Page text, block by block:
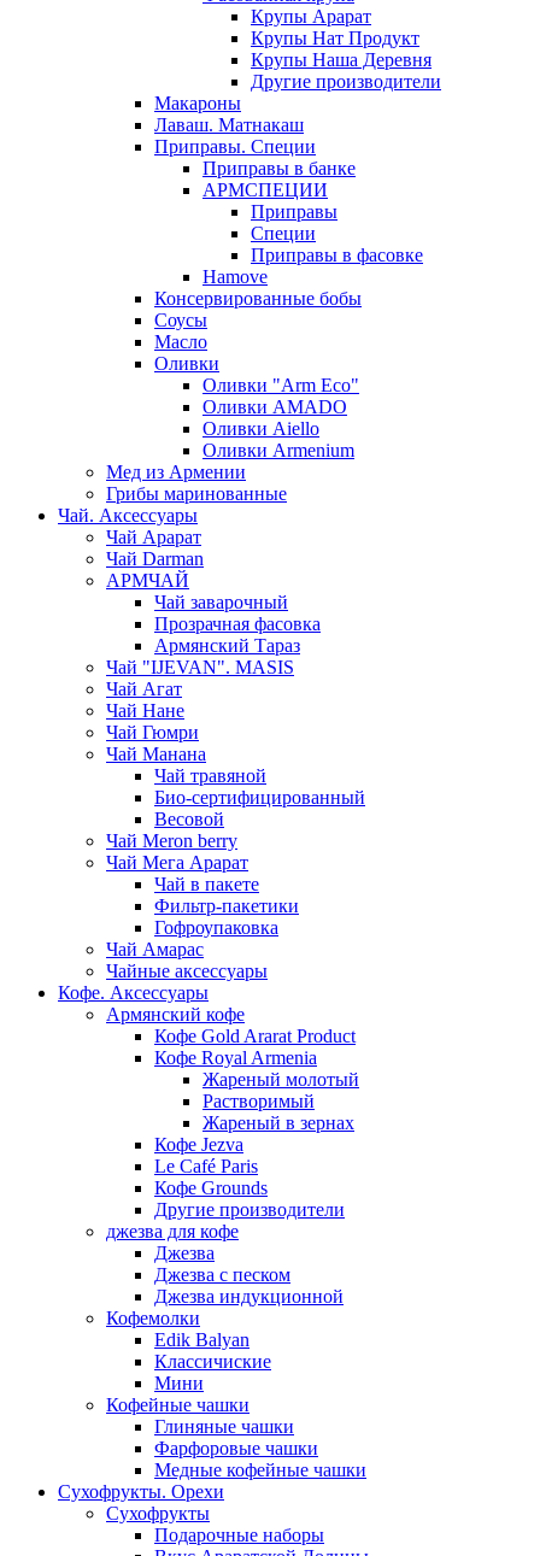
Крупы Арарат
Крупы Нат Продукт
Крупы Наша Деревня
Другие производители
Макароны
Лаваш. Матнакаш
Приправы. Специи
Приправы в банке
АРМСПЕЦИИ
Приправы
Специи
Приправы в фасовке
Hamove
Консервированные бобы
Соусы
Масло
Оливки
Оливки "Arm Eco"
Оливки AMADO
Оливки Aiello
Оливки Armenium
Мед из Армении
Грибы маринованные
Чай. Аксессуары
Чай Арарат
Чай Darman
АРМЧАЙ
Чай заварочный
Прозрачная фасовка
Армянский Тараз
Чай "IJEVAN". MASIS
Чай Агат
Чай Нане
Чай Гюмри
Чай Манана
Чай травяной
Био-сертифицированный
Весовой
Чай Meron berry
Чай Мега Арарат
Чай в пакете
Фильтр-пакетики
Гофроупаковка
Чай Амарас
Чайные аксессуары
Кофе. Аксессуары
Армянский кофе
Кофе Gold Ararat Product
Кофе Royal Armenia
Жареный молотый
Растворимый
Жареный в зернах
Кофе Jezva
Le Café Paris
Кофе Grounds
Другие производители
джезва для кофе
Джезва
Джезва с песком
Джезва индукционной
Кофемолки
Edik Balyan
Классичиские
Мини
Кофейные чашки
Глиняные чашки
Фарфоровые чашки
Медные кофейные чашки
Сухофрукты. Орехи
Сухофрукты
Подарочные наборы